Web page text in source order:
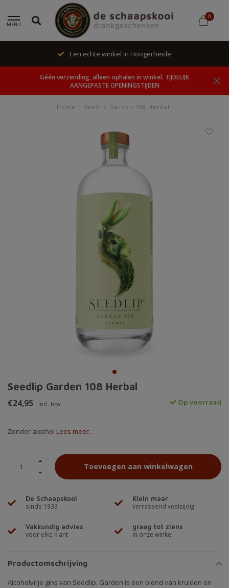
MENU
0
Een echte winkel in Hoogerheide
Géén verzending, alleen ophalen in winkel. TIJDELIJK
AANGEPASTE OPENINGSTIJDEN
Home Seedlip Garden 108 Herbal
Seedlip Garden 108 Herbal
€24,95 Incl. btw Op voorraad
Zonder alcohol Lees meer..
Toevoegen aan winkelwagen
De Schaapskooi
sinds 1933
Klein maar
verrassend veelzijdig
Vakkundig advies
voor elke klant
graag tot ziens
in onze winkel
Productomschrijving
Alcoholvrije gins van Seedlip. Garden is een blend van kruiden en